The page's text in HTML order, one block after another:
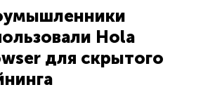
Hola
для скрытого